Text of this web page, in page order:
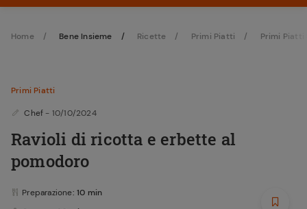
Home Bene Insieme Ricette Primi Piatti Primi Piatti
Primi Piatti
Chef - 10/10/2024
Ravioli di ricotta e erbette al
pomodoro
Preparazione: 10 min